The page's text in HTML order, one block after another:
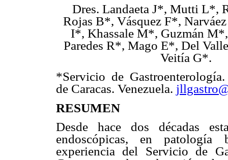
Dres. Landaeta J*, Mutti L*,
Rojas B*, Vásquez F*,
I*, Khassale M*, Guzmán
Paredes R*, Mago E*, Del
Veitía G*.
*Servicio de
de Caracas. Venezuela.
RESUMEN
Desde hace dos décadas
endoscópicas, en patología
experiencia del Servicio de